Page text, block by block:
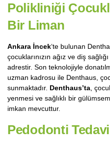
Polikliniği
Bir Liman
Ankara İncek‘te bulunan
çocuklarınızın ağız ve diş
adrestir. Son teknolojiyle
uzman kadrosu ile Denthaus,
sunmaktadır. Denthaus’ta ,
yenmesi ve sağlıklı bir
imkan mevcuttur.
Pedodonti